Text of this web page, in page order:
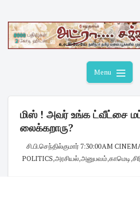
content
Menu
மிஸ் ! அவர் உங்க ட்வீட்சை
லைக்கறாரு?
சி.பி.செந்தில்குமார்· 7:30:00 AM
POLITICS,அரசியல்,அனுபவம்,காமெடி,